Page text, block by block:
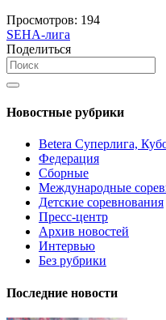
Просмотров: 194
SEHA-лига
Поделиться
Новостные рубрики
Betera Суперлига,
Федерация
Сборные
Международные
Детские соревнования
Пресс-центр
Архив новостей
Интервью
Без рубрики
Последние новости